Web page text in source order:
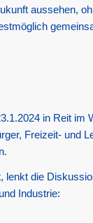
aussehen,
in Reit im
Freizeit- und
die
Industrie: